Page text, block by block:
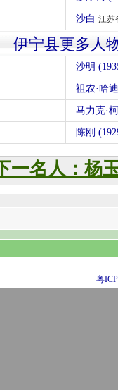
沙白 江苏
伊宁县更多人
沙明
祖农·哈
马力克·
陈刚
一名人：杨
粤